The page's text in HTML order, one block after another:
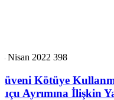
Nisan 2022 398
Kötüye
Ayrımına İlişkin